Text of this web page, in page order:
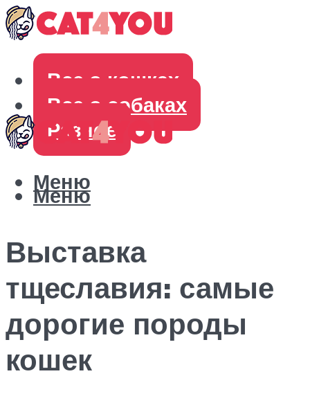
Все о кошках
Все о собаках
Разное
Меню
Меню
Выставка
тщеславия: самые
дорогие породы
кошек